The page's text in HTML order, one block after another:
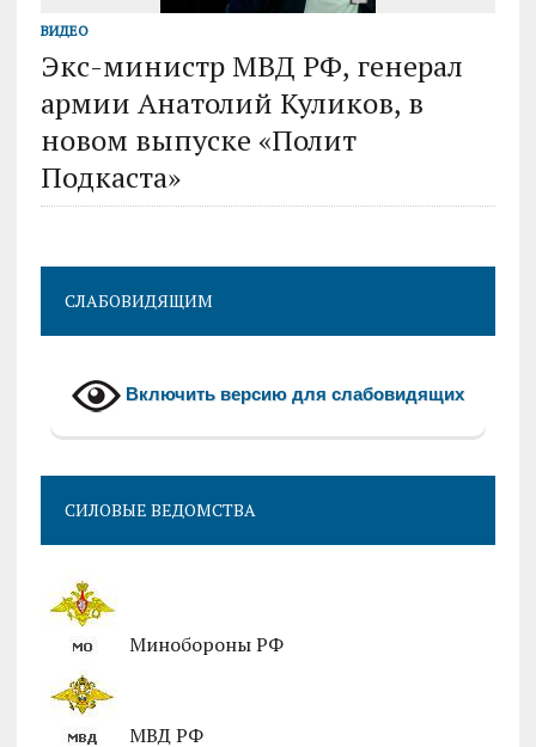
ВИДЕО
Экс-министр МВД РФ, генерал
армии Анатолий Куликов, в
новом выпуске «Полит
Подкаста»
CЛАБОВИДЯЩИМ
Включить версию для слабовидящих
СИЛОВЫЕ ВЕДОМСТВА
Минобороны РФ
МВД РФ